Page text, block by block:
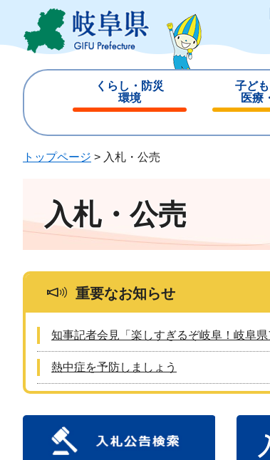
ジ
ュ
くらし・防災
環境
じ
子ど
医療
じ
トップページ > 入札・公売
入札・公売
重要なお知らせ
知事記者会見「楽しすぎるぞ岐阜！岐阜
熱中症を予防しましょう